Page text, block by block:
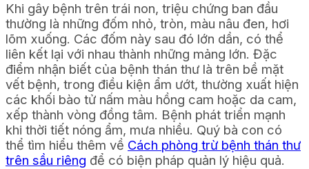
Khi gây bệnh trên trái non, triệu chứng ban đầu
thường là những đốm nhỏ, tròn, màu nâu đen, hơi
lõm xuống. Các đốm này sau đó lớn dần, có thể
liên kết lại với nhau thành những mảng lớn. Đặc
điểm nhận biết của bệnh thán thư là trên bề mặt
vết bệnh, trong điều kiện ẩm ướt, thường xuất hiện
các khối bào tử nấm màu hồng cam hoặc da cam,
xếp thành vòng đồng tâm. Bệnh phát triển mạnh
khi thời tiết nóng ẩm, mưa nhiều. Quý bà con có
thể tìm hiểu thêm về Cách phòng trừ bệnh thán thư
trên sầu riêng để có biện pháp quản lý hiệu quả.